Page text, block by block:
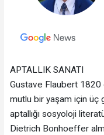
APTALLIK SANATI
Gustave Flaubert 1820
mutlu bir yaşam için üç
aptallığı sosyoloji
Dietrich Bonhoeffer